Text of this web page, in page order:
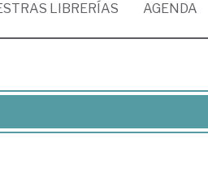
LIBRERÍAS AGENDA